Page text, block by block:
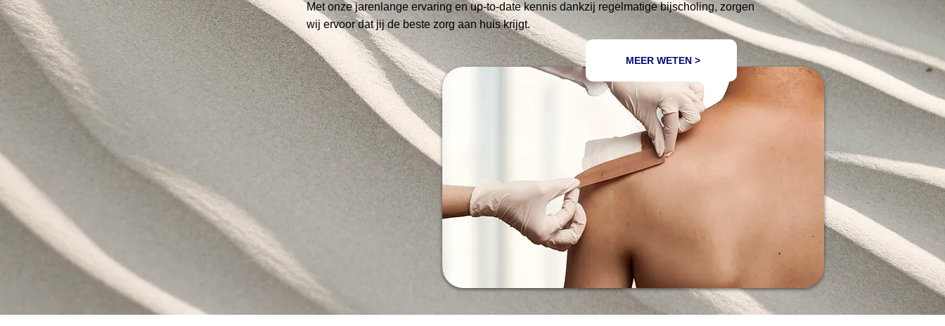
MEER WETEN >
Met onze jarenlange ervaring en up-to-date kennis dankzij regelmatige bijscholing, zorgen
wij ervoor dat jij de beste zorg aan huis krijgt.